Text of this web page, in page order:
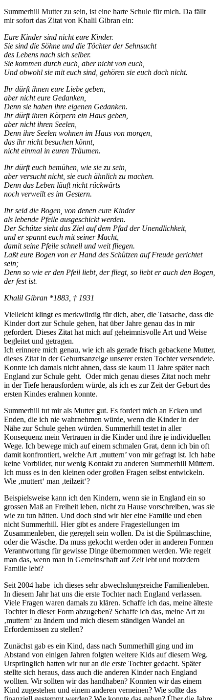
Summerhill Mutter zu sein, ist eine harte Schule für mich. Da fällt
mir sofort das Zitat von Khalil Gibran ein:
Eure Kinder sind nicht eure Kinder.
Sie sind die Söhne und die Töchter der Sehnsucht
des Lebens nach sich selber.
Sie kommen durch euch, aber nicht von euch,
Und obwohl sie mit euch sind, gehören sie euch doch nicht.
Ihr dürft ihnen eure Liebe geben,
aber nicht eure Gedanken,
Denn sie haben ihre eigenen Gedanken.
Ihr dürft ihren Körpern ein Haus geben,
aber nicht ihren Seelen,
Denn ihre Seelen wohnen im Haus von morgen,
das ihr nicht besuchen könnt,
nicht einmal in euren Träumen.
Ihr dürft euch bemühen, wie sie zu sein,
aber versucht nicht, sie euch ähnlich zu machen.
Denn das Leben läuft nicht rückwärts
noch verweilt es im Gestern.
Ihr seid die Bogen, von denen eure Kinder
als lebende Pfeile ausgeschickt werden.
Der Schütze sieht das Ziel auf dem Pfad der Unendlichkeit,
und er spannt euch mit seiner Macht,
damit seine Pfeile schnell und weit fliegen.
Laßt eure Bogen von er Hand des Schützen auf Freude gerichtet
sein;
Denn so wie er den Pfeil liebt, der fliegt, so liebt er auch den Bogen,
der fest ist.
Khalil Gibran *1883, † 1931
Vielleicht klingt es merkwürdig für dich, aber, die Tatsache, dass die
Kinder dort zur Schule gehen, hat über Jahre genau das in mir
gefordert. Dieses Zitat hat mich auf geheimnisvolle Art und Weise
begleitet und getragen.
Ich erinnere mich genau, wie ich als gerade frisch gebackene Mutter,
dieses Zitat in der Geburtsanzeige unserer ersten Tochter versendete.
Konnte ich damals nicht ahnen, dass sie kaum 11 Jahre später nach
England zur Schule geht. Oder mich genau dieses Zitat noch mehr
in der Tiefe herausfordern würde, als ich es zur Zeit der Geburt des
ersten Kindes erahnen konnte.
Summerhill tut mir als Mutter gut. Es fordert mich an Ecken und
Enden, die ich nie wahrnehmen würde, wenn die Kinder in der
Nähe zur Schule gehen würden. Summerhill testet in aller
Konsequenz mein Vertrauen in die Kinder und ihre je individuellen
Wege. Ich bewege mich auf einem schmalen Grat, denn ich bin oft
damit konfrontiert, welche Art ‚muttern’ von mir gefragt ist. Ich habe
keine Vorbilder, nur wenig Kontakt zu anderen Summerhill Müttern.
Ich muss es in den kleinen oder großen Fragen selbst entwickeln.
Wie ‚muttert‘ man ‚teilzeit‘?
Beispielsweise kann ich den Kindern, wenn sie in England ein so
grossen Maß an Freiheit leben, nicht zu Hause vorschreiben, was sie
wie zu tun hätten. Und doch sind wir hier eine Familie und eben
nicht Summerhill. Hier gibt es andere Fragestellungen im
Zusammenleben, die geregelt sein wollen. Da ist die Spülmaschine,
oder die Wäsche. Da muss gekocht werden oder in anderen Formen
Verantwortung für gewisse Dinge übernommen werden. Wie regelt
man das, wenn man in Gemeinschaft auf Zeit lebt und trotzdem
Familie lebt?
Seit 2004 habe ich dieses sehr abwechslungsreiche Familienleben.
In diesem Jahr hat uns die erste Tochter nach England verlassen.
Viele Fragen waren damals zu klären. Schaffe ich das, meine älteste
Tochter in dieser Form abzugeben? Schaffe ich das, meine Art zu
‚muttern‘ zu ändern und mich diesem ständigen Wandel an
Erfordernissen zu stellen?
Zunächst gab es ein Kind, dass nach Summerhill ging und im
Abstand von einigen Jahren folgten weitere Kids auf diesem Weg.
Ursprünglich hatten wir nur an die erste Tochter gedacht. Später
stellte sich heraus, dass auch die anderen Kinder nach England
wollten. Wir sollten wir das handhaben? Konnten wir das einem
Kind zugestehen und einem anderen verneinen? Wie sollte das